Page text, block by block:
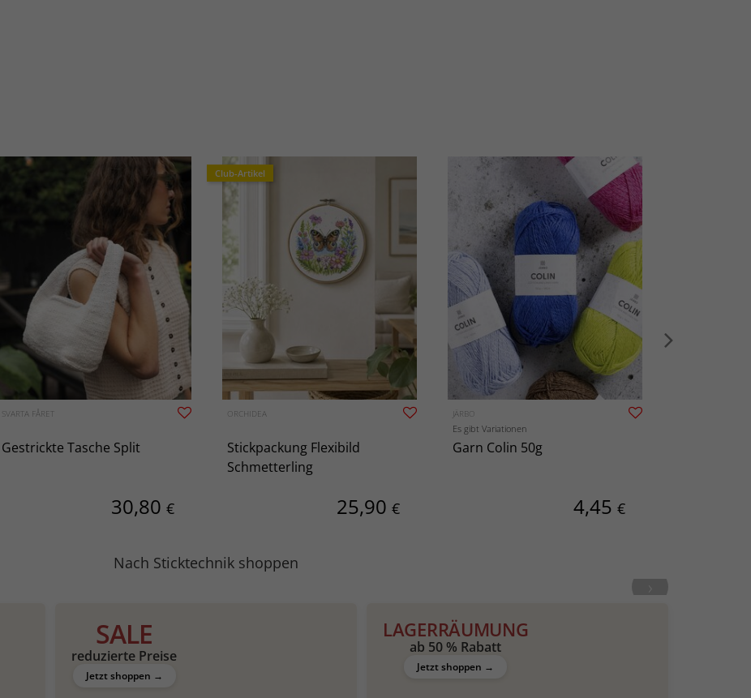
SVARTA FÅRET
Gestrickte Tasche Split
30,80 €
Club-Artikel
ORCHIDEA
Stickpackung Flexibild
Schmetterling
25,90 €
JÄRBO
Es gibt Variationen
Garn Colin 50g
4,45 €
Nach Sticktechnik shoppen
›
SALE
reduzierte Preise
Jetzt shoppen →
LAGERRÄUMUNG
ab 50 % Rabatt
Jetzt shoppen →